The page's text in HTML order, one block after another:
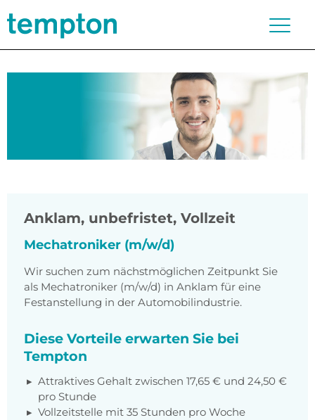
Anklam, unbefristet, Vollzeit
Mechatroniker (m/w/d)
Wir suchen zum nächstmöglichen Zeitpunkt Sie
als Mechatroniker (m/w/d) in Anklam für eine
Festanstellung in der Automobilindustrie.
Diese Vorteile erwarten Sie bei
Tempton
Attraktives Gehalt zwischen 17,65 € und 24,50 €
pro Stunde
Vollzeitstelle mit 35 Stunden pro Woche